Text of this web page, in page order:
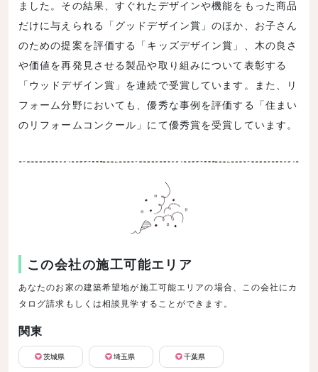
ました。その結果、すぐれたデザインや機能をもった商品
だけに与えられる「グッドデザイン賞」のほか、お子さん
のための提案を評価する「キッズデザイン賞」、木の良さ
や価値を再発見させる製品や取り組みについて表彰する
「ウッドデザイン賞」を連続で受賞しています。また、リ
フォーム分野においても、優秀な事例を評価する「住まい
のリフォームコンクール」にて優秀賞を受賞しています。
この会社の施工可能エリア
あなたのお家の建築希望地が施工可能エリアの場合、この会社にカ
タログ請求もしくは相談見学することができます。
関東
茨城県 埼玉県 千葉県